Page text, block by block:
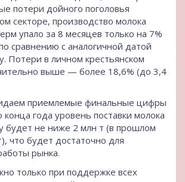
потери дойного поголовья
секторе, производство молока
упало за 8 месяцев только на 7%
сравнению с аналогичной датой
Потери в личном крестьянском
выше — более 18,6% (до 3,4
приемлемые финальные цифры
года уровень поставки молока
будет не ниже 2 млн т (в прошлом
что будет достаточно для
рынка.
только при поддержке всех